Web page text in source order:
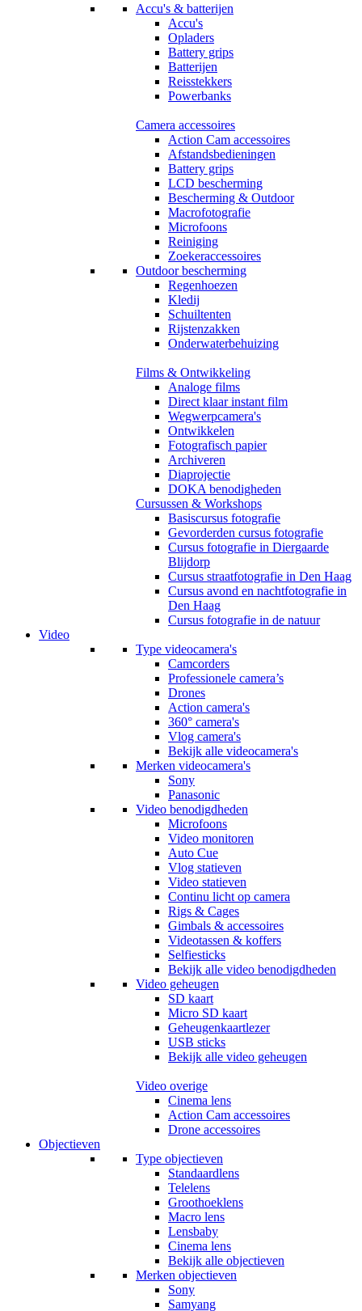
Accu's & batterijen
Accu's
Opladers
Battery grips
Batterijen
Reisstekkers
Powerbanks
Camera accessoires
Action Cam accessoires
Afstandsbedieningen
Battery grips
LCD bescherming
Bescherming & Outdoor
Macrofotografie
Microfoons
Reiniging
Zoekeraccessoires
Outdoor bescherming
Regenhoezen
Kledij
Schuiltenten
Rijstenzakken
Onderwaterbehuizing
Films & Ontwikkeling
Analoge films
Direct klaar instant film
Wegwerpcamera's
Ontwikkelen
Fotografisch papier
Archiveren
Diaprojectie
DOKA benodigheden
Cursussen & Workshops
Basiscursus fotografie
Gevorderden cursus fotografie
Cursus fotografie in Diergaarde
Blijdorp
Cursus straatfotografie in Den Haag
Cursus avond en nachtfotografie in
Den Haag
Cursus fotografie in de natuur
Video
Type videocamera's
Camcorders
Professionele camera’s
Drones
Action camera's
360° camera's
Vlog camera's
Bekijk alle videocamera's
Merken videocamera's
Sony
Panasonic
Video benodigdheden
Microfoons
Video monitoren
Auto Cue
Vlog statieven
Video statieven
Continu licht op camera
Rigs & Cages
Gimbals & accessoires
Videotassen & koffers
Selfiesticks
Bekijk alle video benodigdheden
Video geheugen
SD kaart
Micro SD kaart
Geheugenkaartlezer
USB sticks
Bekijk alle video geheugen
Video overige
Cinema lens
Action Cam accessoires
Drone accessoires
Objectieven
Type objectieven
Standaardlens
Telelens
Groothoeklens
Macro lens
Lensbaby
Cinema lens
Bekijk alle objectieven
Merken objectieven
Sony
Samyang